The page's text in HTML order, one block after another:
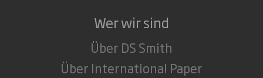
Wer wir sind
Über DS Smith
Über International Paper